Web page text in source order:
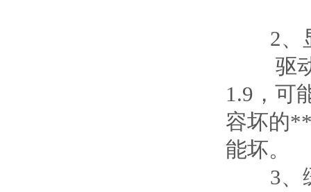
2、显
驱动
1.9，可
容坏的
能坏。
3、缓